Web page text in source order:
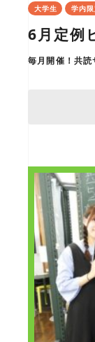
大学生 学内
6月定例
毎月開催！共読